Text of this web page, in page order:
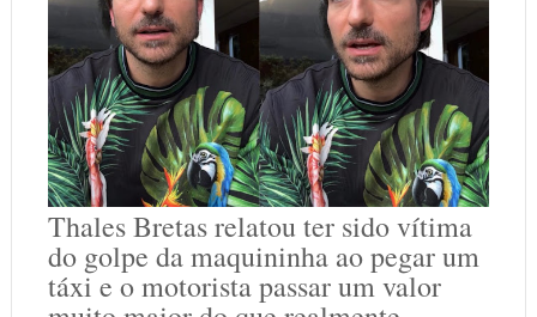
Thales Bretas relatou ter sido vítima
do golpe da maquininha ao pegar um
táxi e o motorista passar um valor